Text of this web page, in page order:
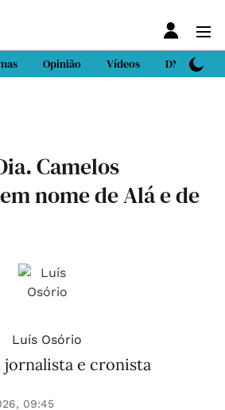
Opinião Vídeos DN Sport
Camelos
nome de Alá e de
Luís Osório
e cronista
09:45